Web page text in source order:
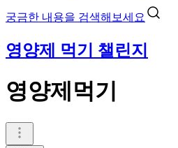
궁금한 내용을 검색해보세요
영양제 먹기 챌린지
영양제먹기